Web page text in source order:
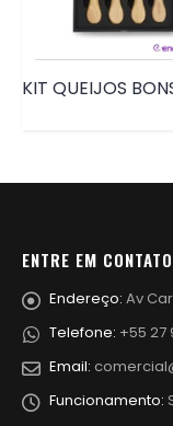
ENTRE EM
Endereço: Av
Telefone: +55 27
Email:
Funcionamento: